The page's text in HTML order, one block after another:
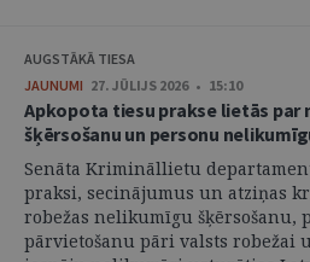
AUGSTĀKĀ TIESA
JAUNUMI 27. JŪLIJS 2026 • 15:10
Apkopota tiesu prakse lietās par
šķērsošanu un personu
Senāta Krimināllietu
praksi, secinājumus un atziņas
robežas nelikumīgu šķērsošanu,
pārvietošanu pāri valsts robežai